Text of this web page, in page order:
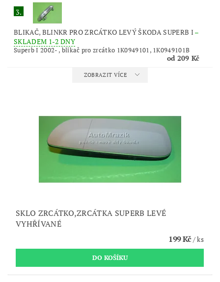
3.
BLIKAČ, BLINKR PRO ZRCÁTKO LEVÝ ŠKODA SUPERB I –
SKLADEM 1-2 DNY
Superb I 2002- , blikač pro zrcátko 1K0949101, 1K0949101B
od 209 Kč
ZOBRAZIT VÍCE
SKLO ZRCÁTKO,ZRCÁTKA SUPERB LEVÉ
VYHŘÍVANÉ
199 Kč/ ks